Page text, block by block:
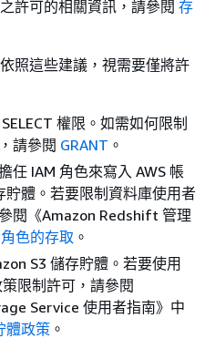
許可的相關資訊，請參閱 存
照這些建議，視需要僅將許
權限。如需如何限制
請參閱 GRANT 。
任 IAM 角色來寫入 AWS 帳
貯體。若要限制資料庫使用者
閱《Amazon Redshift 管理
色的存取 。
S3 儲存貯體。若要使用
限制許可，請參閱
Service 使用者指南》 中
體政策 。